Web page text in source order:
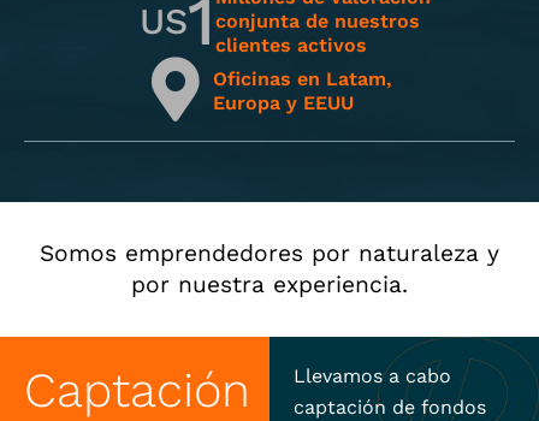
conjunta de nuestros
clientes activos
US1
Oficinas en Latam,
Europa y EEUU
Somos emprendedores por naturaleza y
por nuestra experiencia.
Captación
Llevamos a cabo
captación de fondos